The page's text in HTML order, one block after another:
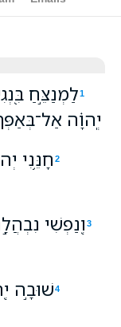
1לַמְנַצֵּ֣חַ
יְֽהוָ֗ה
2 חָנֵּ֥נִי
3 וְ֭נַפְשִׁי
4שׁוּבָ֣ה